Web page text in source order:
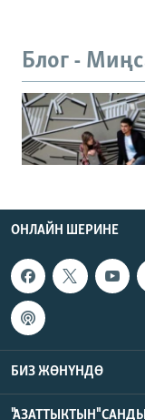
Блог -
ОНЛАЙН ШЕРИНЕ
БИЗ ЖӨНҮНДӨ
"АЗАТТЫКТЫН"